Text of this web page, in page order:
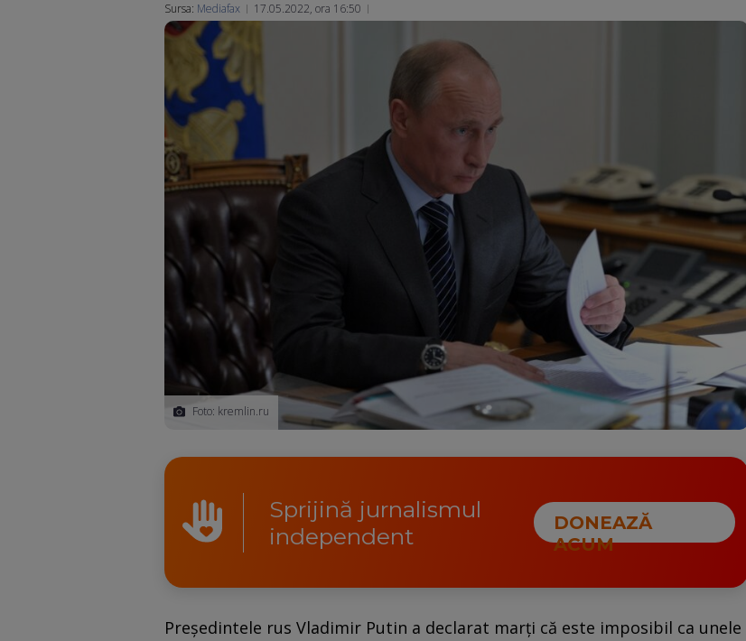
Sursa: Mediafax 17.05.2022, ora 16:50
Foto: kremlin.ru
Sprijină jurnalismul
independent
DONEAZĂ
ACUM
Președintele rus Vladimir Putin a declarat marți că este imposibil ca unele